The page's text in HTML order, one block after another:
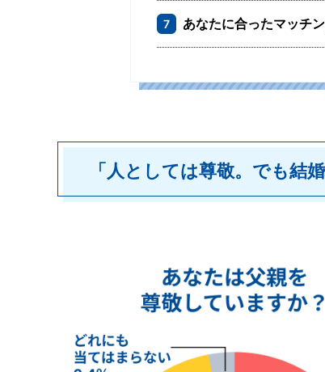
7 あなたに合ったマッチ
「人としては尊敬。でも